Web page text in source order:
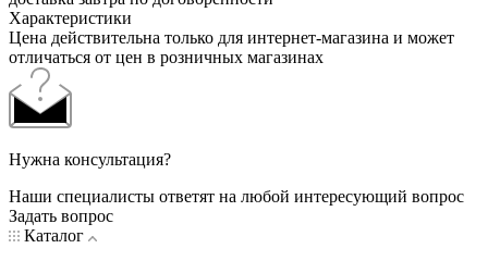
Характеристики
Цена действительна только для интернет-магазина и может
отличаться от цен в розничных магазинах
Нужна консультация?
Наши специалисты ответят на любой интересующий вопрос
Задать вопрос
Каталог